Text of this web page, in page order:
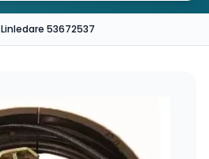
Linledare 53672537